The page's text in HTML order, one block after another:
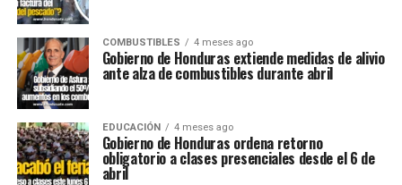
COMBUSTIBLES 4 meses ago
Gobierno de Honduras extiende medidas de alivio
ante alza de combustibles durante abril
EDUCACIÓN 4 meses ago
Gobierno de Honduras ordena retorno
obligatorio a clases presenciales desde el 6 de
abril